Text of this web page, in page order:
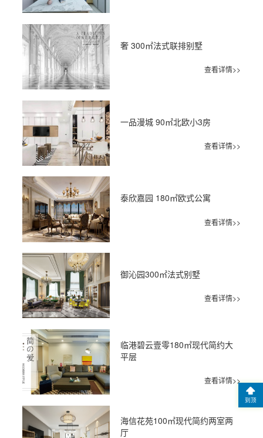
奢 300㎡法式联排别墅
查看详情>>
一品漫城 90㎡北欧小3房
查看详情>>
泰欣嘉园 180㎡欧式公寓
查看详情>>
御沁园300㎡法式别墅
查看详情>>
临港碧云壹零180㎡现代简约大
平层
查看详情>>
海信花苑100㎡现代简约两室两
厅
到顶